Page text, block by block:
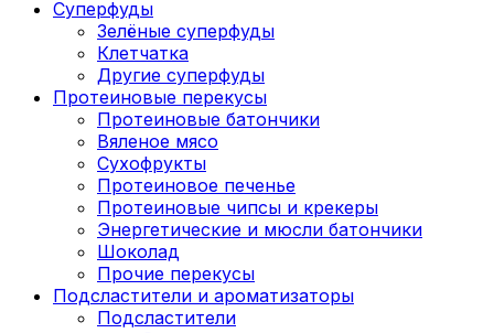
Суперфуды
Зелёные суперфуды
Клетчатка
Другие суперфуды
Протеиновые перекусы
Протеиновые батончики
Вяленое мясо
Сухофрукты
Протеиновое печенье
Протеиновые чипсы и крекеры
Энергетические и мюсли батончики
Шоколад
Прочие перекусы
Подсластители и ароматизаторы
Подсластители